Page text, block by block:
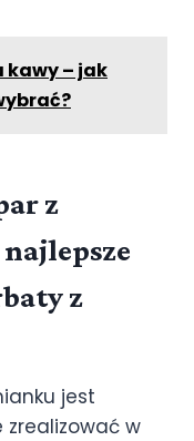
kawy – jak
z
z
jest
zrealizować w